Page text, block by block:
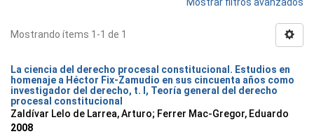
Mostrando ítems 1-1 de 1
La ciencia del derecho procesal constitucional. Estudios en
homenaje a Héctor Fix-Zamudio en sus cincuenta años como
investigador del derecho, t. I, Teoría general del derecho
procesal constitucional
Zaldívar Lelo de Larrea, Arturo; Ferrer Mac-Gregor, Eduardo
2008